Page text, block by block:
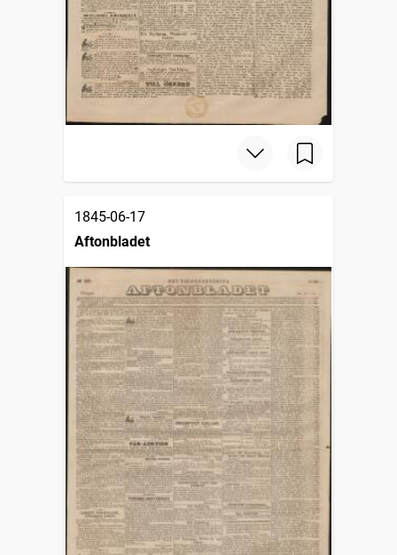
1845-06-17
Aftonbladet